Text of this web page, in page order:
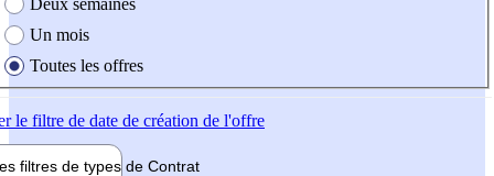
Un mois
Toutes les offres
le filtre de date de création de l'offre
filtres de types de Contrat